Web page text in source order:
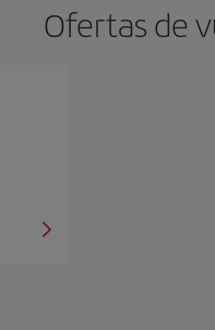
Ofertas de